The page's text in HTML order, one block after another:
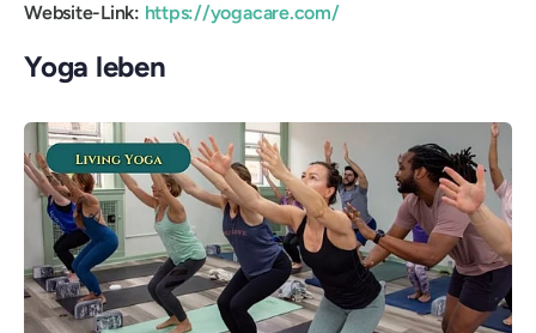
Website-Link: https://yogacare.com/
Yoga leben